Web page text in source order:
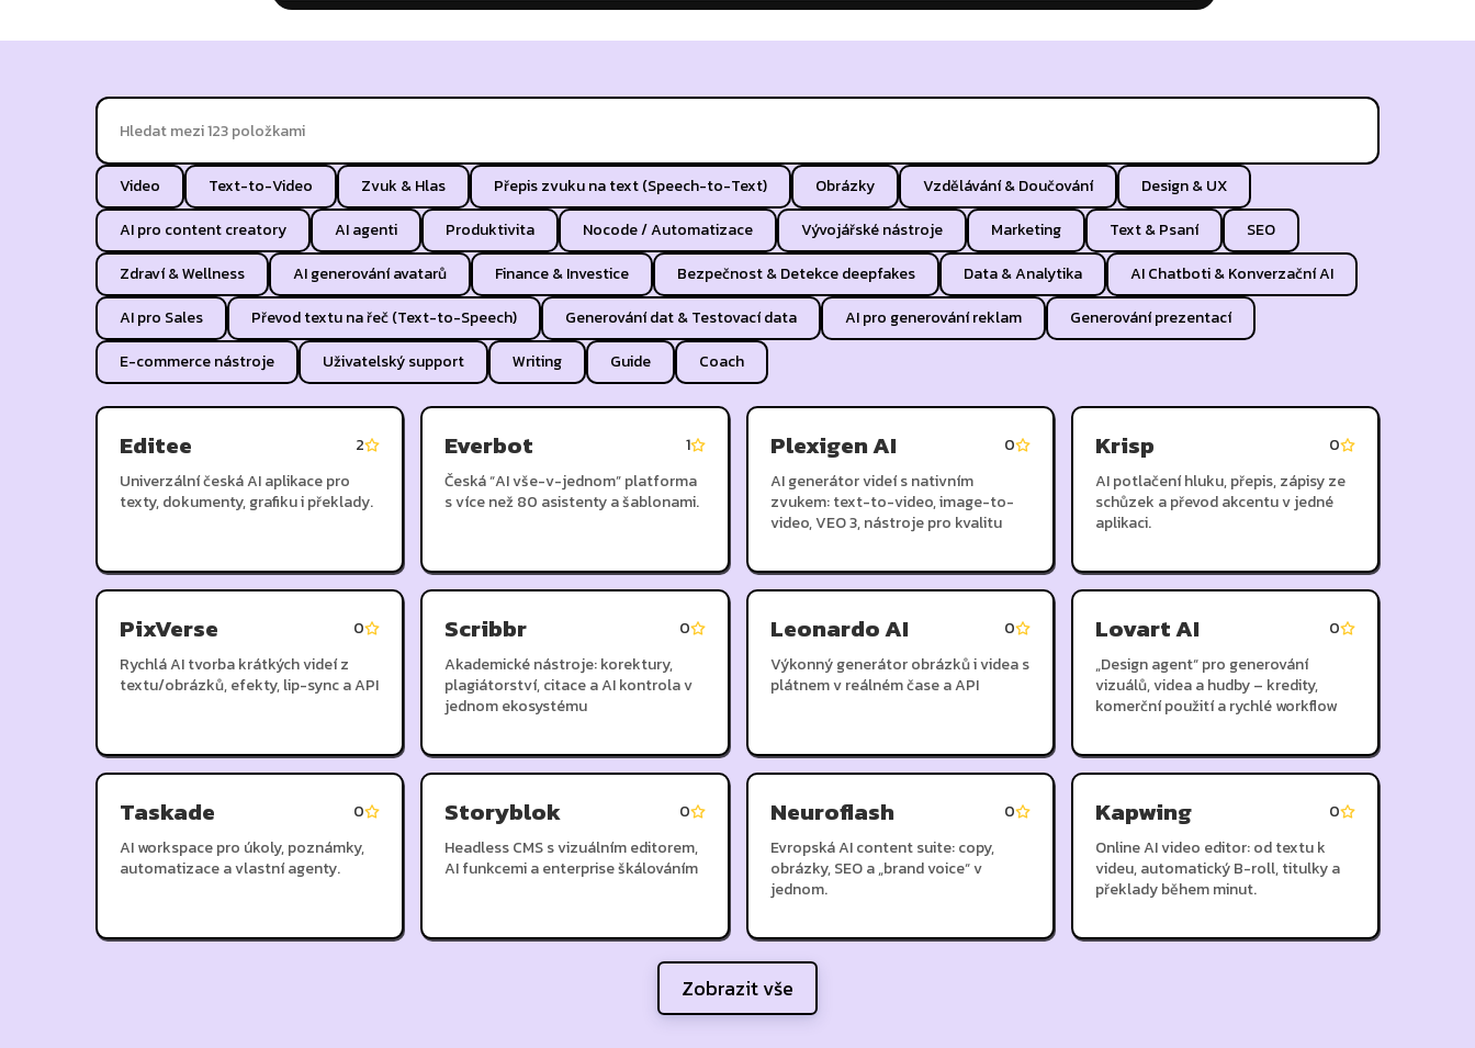
Video Text-to-Video Zvuk & Hlas Přepis zvuku na text (Speech-to-Text) Obrázky Vzdělávání & Doučování
Design & UX
AI pro content creatory
AI agenti Produktivita Nocode / Automatizace Vývojářské nástroje Marketing Text & Psaní
SEO
Zdraví & Wellness
AI generování avatarů Finance & Investice Bezpečnost & Detekce deepfakes Data & Analytika
AI Chatboti & Konverzační AI
AI pro Sales
Převod textu na řeč (Text-to-Speech) Generování dat & Testovací data AI pro generování reklam
Generování prezentací
E-commerce nástroje
Uživatelský support Writing Guide Coach
Editee
2
Univerzální česká AI aplikace pro
texty, dokumenty, grafiku i překlady.
Everbot
1
Česká “AI vše-v-jednom” platforma
s více než 80 asistenty a šablonami.
Plexigen AI
0
AI generátor videí s nativním
zvukem: text-to-video, image-to-
video, VEO 3, nástroje pro kvalitu
Krisp
0
AI potlačení hluku, přepis, zápisy ze
schůzek a převod akcentu v jedné
aplikaci.
PixVerse
0
Rychlá AI tvorba krátkých videí z
textu/obrázků, efekty, lip-sync a API
Scribbr
0
Akademické nástroje: korektury,
plagiátorství, citace a AI kontrola v
jednom ekosystému
Leonardo AI
0
Výkonný generátor obrázků i videa s
plátnem v reálném čase a API
Lovart AI
0
„Design agent“ pro generování
vizuálů, videa a hudby – kredity,
komerční použití a rychlé workflow
Taskade
0
AI workspace pro úkoly, poznámky,
automatizace a vlastní agenty.
Storyblok
0
Headless CMS s vizuálním editorem,
AI funkcemi a enterprise škálováním
Neuroflash
0
Evropská AI content suite: copy,
obrázky, SEO a „brand voice“ v
jednom.
Kapwing
0
Online AI video editor: od textu k
videu, automatický B-roll, titulky a
překlady během minut.
Zobrazit vše